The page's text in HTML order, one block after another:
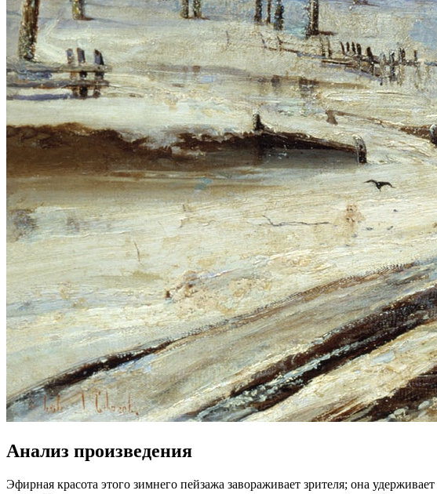
Анализ произведения
Эфирная красота этого зимнего пейзажа завораживает зрителя; она